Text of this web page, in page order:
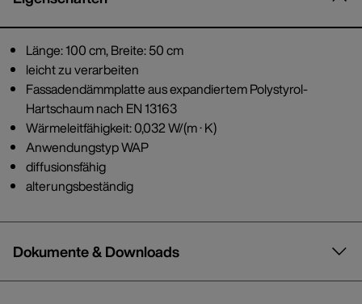
Länge: 100 cm, Breite: 50 cm
leicht zu verarbeiten
Fassadendämmplatte aus expandiertem Polystyrol-
Hartschaum nach EN 13163
Wärmeleitfähigkeit: 0,032 W/(m · K)
Anwendungstyp WAP
diffusionsfähig
alterungsbeständig
Dokumente & Downloads